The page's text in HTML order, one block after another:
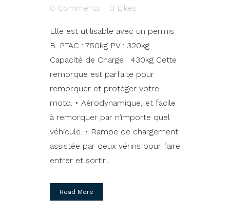
0 Comments
0 Likes
Elle est utilisable avec un permis
B. PTAC : 750kg PV : 320kg
Capacité de Charge : 430kg Cette
remorque est parfaite pour
remorquer et protéger votre
moto. • Aérodynamique, et facile
à remorquer par n’importe quel
véhicule. • Rampe de chargement
assistée par deux vérins pour faire
entrer et sortir...
Read More